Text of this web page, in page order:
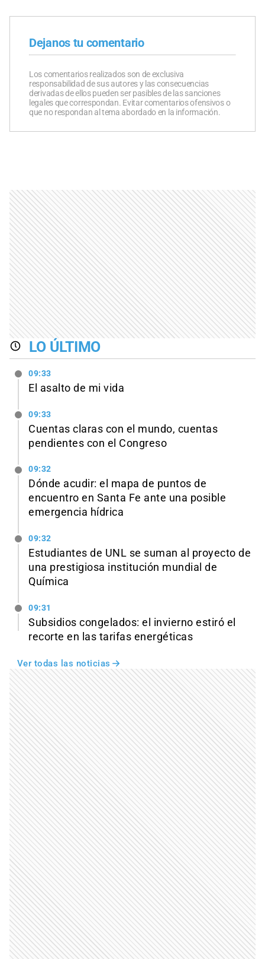
Dejanos tu comentario
Los comentarios realizados son de exclusiva
responsabilidad de sus autores y las consecuencias
derivadas de ellos pueden ser pasibles de las sanciones
legales que correspondan. Evitar comentarios ofensivos o
que no respondan al tema abordado en la información.
LO ÚLTIMO
09:33
El asalto de mi vida
09:33
Cuentas claras con el mundo, cuentas
pendientes con el Congreso
09:32
Dónde acudir: el mapa de puntos de
encuentro en Santa Fe ante una posible
emergencia hídrica
09:32
Estudiantes de UNL se suman al proyecto de
una prestigiosa institución mundial de
Química
09:31
Subsidios congelados: el invierno estiró el
recorte en las tarifas energéticas
Ver todas las noticias